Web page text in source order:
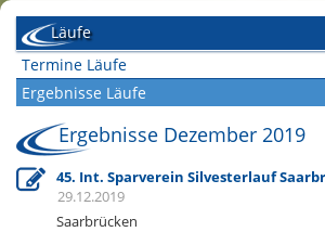
Läufe
Termine Läufe
Ergebnisse Läufe
Ergebnisse Dezember 2019
45. Int. Sparverein Silvesterlauf
29.12.2019
Saarbrücken